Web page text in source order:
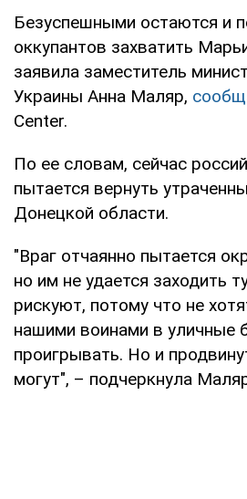
Безуспешными остаются и
оккупантов захватить
заявила заместитель
Украины Анна Маляр,
Center.
По ее словам, сейчас
пытается вернуть
Донецкой области.
"Враг отчаянно пытается
но им не удается заходить
рискуют, потому что не
нашими воинами в уличные
проигрывать. Но и
могут", – подчеркнула